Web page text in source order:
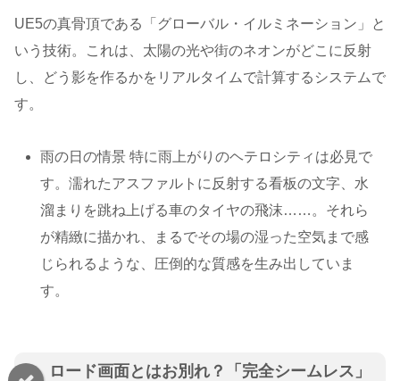
UE5の真骨頂である「グローバル・イルミネーション」と
いう技術。これは、太陽の光や街のネオンがどこに反射
し、どう影を作るかをリアルタイムで計算するシステムで
す。
雨の日の情景 特に雨上がりのヘテロシティは必見で
す。濡れたアスファルトに反射する看板の文字、水
溜まりを跳ね上げる車のタイヤの飛沫……。それら
が精緻に描かれ、まるでその場の湿った空気まで感
じられるような、圧倒的な質感を生み出していま
す。
ロード画面とはお別れ？「完全シームレス」